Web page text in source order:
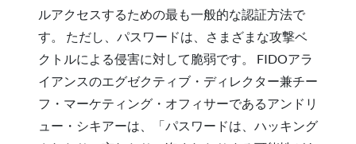
ルアクセスするための最も一般的な認証方法で
す。 ただし、パスワードは、さまざまな攻撃ベ
クトルによる侵害に対して脆弱です。 FIDOアラ
イアンスのエグゼクティブ・ディレクター兼チー
フ・マーケティング・オフィサーであるアンドリ
ュー・シキアーは、「パスワードは、ハッキング